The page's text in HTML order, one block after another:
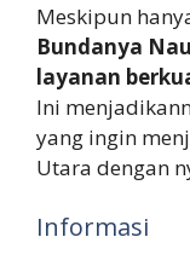
Meskipun
Bundanya
layanan
Ini
yang ingin
Utara dengan
Informasi